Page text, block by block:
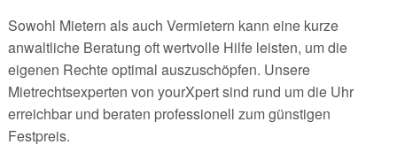
Sowohl Mietern als auch Vermietern kann eine kurze
anwaltliche Beratung oft wertvolle Hilfe leisten, um die
eigenen Rechte optimal auszuschöpfen. Unsere
Mietrechtsexperten von yourXpert sind rund um die Uhr
erreichbar und beraten professionell zum günstigen
Festpreis.